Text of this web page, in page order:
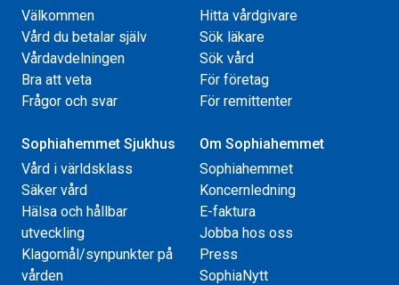
Välkommen
Vård du betalar själv
Vårdavdelningen
Bra att veta
Frågor och svar
Hitta vårdgivare
Sök läkare
Sök vård
För företag
För remittenter
Sophiahemmet Sjukhus
Vård i världsklass
Säker vård
Hälsa och hållbar
utveckling
Klagomål/synpunkter på
vården
Om Sophiahemmet
Sophiahemmet
Koncernledning
E-faktura
Jobba hos oss
Press
SophiaNytt